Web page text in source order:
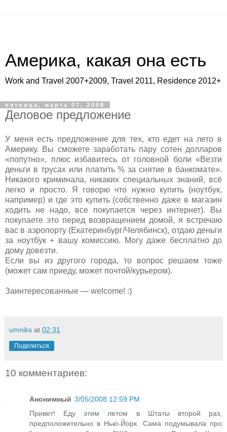
Америка, какая она есть
Work and Travel 2007+2009, Travel 2011, Residence 2012+
пятница, марта 07, 2008
Деловое предложение
У меня есть предложение для тех, кто едет на лето в
Америку. Вы сможете заработать пару сотен долларов
«попутно», плюс избавитесь от головной боли «Везти
деньги в трусах или платить % за снятие в банкомате».
Никакого криминала, никаких специальных знаний, всё
легко и просто. Я говорю что нужно купить (ноутбук,
например) и где это купить (собственно даже в магазин
ходить не надо, все покупается через интернет). Вы
покупаете это перед возвращением домой, я встречаю
вас в аэропорту (Екатеринбург/Челябинск), отдаю деньги
за ноутбук + вашу комиссию. Могу даже бесплатно до
дому довезти.
Если вы из другого города, то вопрос решаем тоже
(может сам приеду, может почтой/курьером).
Заинтересованные — welcome! :)
umniks at 02:31
Поделиться
10 комментариев:
Анонимный 3/05/2008 12:59 PM
Привет! Еду этим летом в Штаты второй раз,
предположительно в Нью-Йорк. Сама подумывала про